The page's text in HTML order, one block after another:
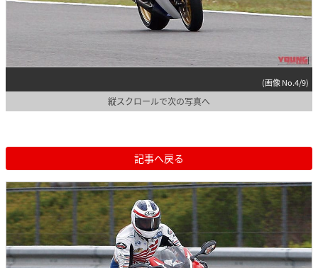
(画像 No.4/9)
縦スクロールで次の写真へ
記事へ戻る